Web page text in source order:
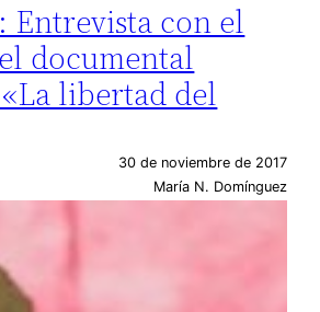
Entrevista con el
documental
libertad del
30 de noviembre de 2017
María N. Domínguez